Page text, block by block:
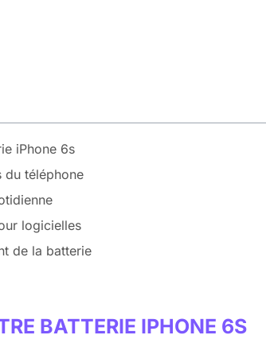
iPhone 6s
du téléphone
logicielles
de la batterie
BATTERIE IPHONE 6S